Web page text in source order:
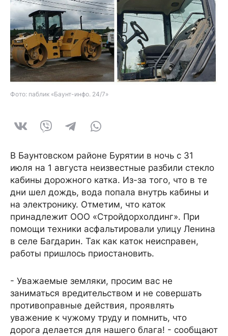
Фото: паблик «Баунт-инфо. 24/7»
В Баунтовском районе Бурятии в ночь с 31
июля на 1 августа неизвестные разбили стекло
кабины дорожного катка. Из-за того, что в те
дни шел дождь, вода попала внутрь кабины и
на электронику. Отметим, что каток
принадлежит ООО «Стройдорхолдинг». При
помощи техники асфальтировали улицу Ленина
в селе Багдарин. Так как каток неисправен,
работы пришлось приостановить.
- Уважаемые земляки, просим вас не
заниматься вредительством и не совершать
противоправные действия, проявлять
уважение к чужому труду и помнить, что
дорога делается для нашего блага! - сообщают